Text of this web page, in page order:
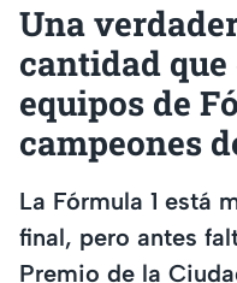
Una
cantidad
equipos de
campeones
La Fórmula 1 está
final, pero antes
Premio de la